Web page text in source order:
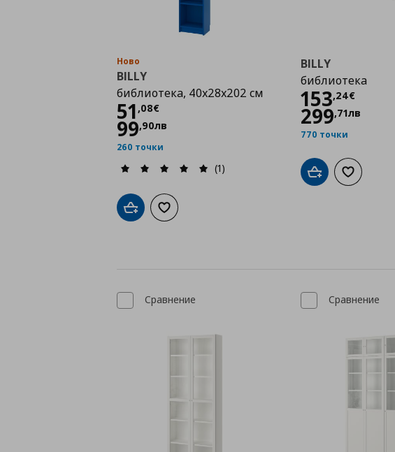
Ново
BILLY
библиотека, 40x28x202 см
51,08€
Цена
99,90лв
260 точки
(1)
Добави в кошницата
Добави към списъка с любими
BILLY
библиотека
153,24€
Цена
299,71лв
770 точки
Добави вДобави
Сравнение Сравнение